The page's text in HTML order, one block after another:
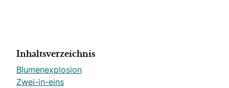
Inhaltsverzeichnis
Blumenexplosion
Zwei-in-eins